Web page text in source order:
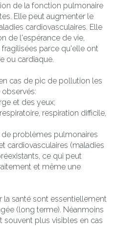
de la fonction pulmonaire
Elle peut augmenter le
cardiovasculaires. Elle
de l'espérance de vie,
parce qu'elle ont
ou cardiaque.
cas de pic de pollution les
et des yeux;
respiration difficile,
problèmes pulmonaires
cardiovasculaires (maladies
ce qui peut
et même une
la santé sont essentiellement
(long terme). Néanmoins
souvent plus visibles en cas